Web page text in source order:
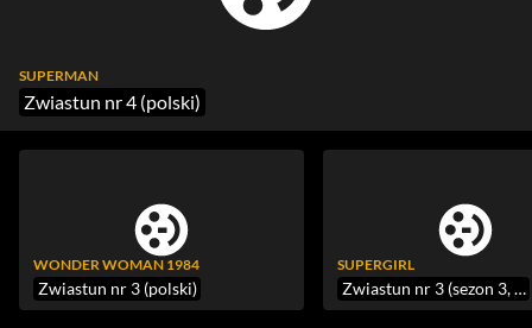
SUPERMAN
Zwiastun nr 4 (polski)
WONDER WOMAN 1984
Zwiastun nr 3 (polski)
SUPERGIRL
Zwiastun nr 3 (sezon 3, Comic-Con)